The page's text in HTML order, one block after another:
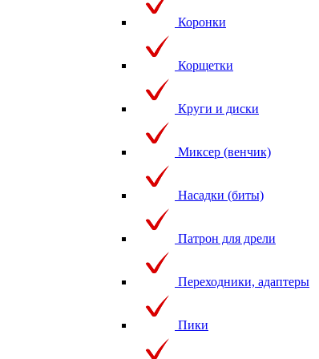
Коронки
Корщетки
Круги и диски
Миксер (венчик)
Насадки (биты)
Патрон для дрели
Переходники, адаптеры
Пики